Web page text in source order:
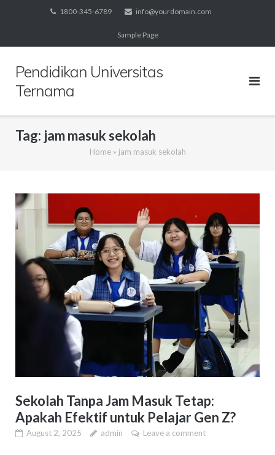
1800-345-6789 info@yourdomain.com
Sample Page
Pendidikan Universitas
Ternama
Tag: jam masuk sekolah
Home» jam masuk sekolah
Sekolah Tanpa Jam Masuk Tetap:
Apakah Efektif untuk Pelajar Gen Z?
August 2, 2025 admin Leave a comment